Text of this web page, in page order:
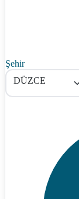
Şehir
DÜZCE